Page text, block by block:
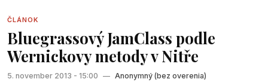
organizátorov - Občianskeho združenia Spolku
ČLÁNOK
Bluegrassový JamClass podle
Wernickovy metody v Nitře
5. november 2013 - 15:00 — Anonymný (bez overenia)